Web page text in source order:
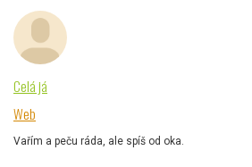
Celá já
Web
Vařím a peču ráda, ale spíš od oka.